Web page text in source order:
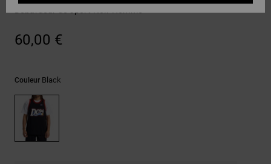
Liquid
Voir Tout
CADEAU
LISTE DE
Débardeur de sport Noir Homme
60,00 €
Couleur Black